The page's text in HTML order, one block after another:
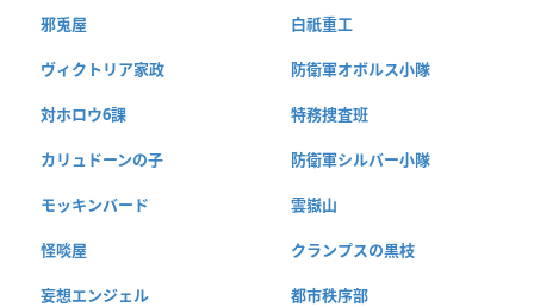
邪兎屋 白祇重工
ヴィクトリア家政 防衛軍オボルス小隊
対ホロウ6課 特務捜査班
カリュドーンの子 防衛軍シルバー小隊
モッキンバード 雲嶽山
怪啖屋 クランプスの黒枝
妄想エンジェル 都市秩序部